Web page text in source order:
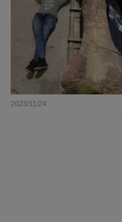
2023/11/24